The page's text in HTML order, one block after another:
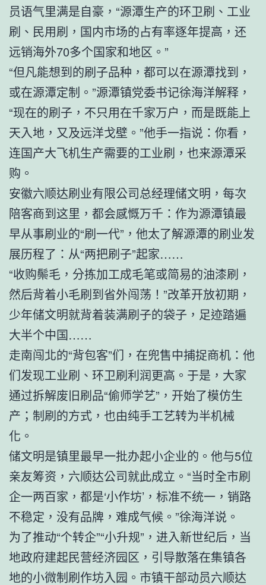
员语气里满是自豪，“源潭生产的环卫刷、工业
刷、民用刷，国内市场的占有率逐年提高，还
远销海外70多个国家和地区。”
“但凡能想到的刷子品种，都可以在源潭找到，
或在源潭定制。”源潭镇党委书记徐海洋解释，
“现在的刷子，不只用在千家万户，而是既能上
天入地，又及远洋戈壁。”他手一指说：你看，
连国产大飞机生产需要的工业刷，也来源潭采
购。
安徽六顺达刷业有限公司总经理储文明，每次
陪客商到这里，都会感慨万千：作为源潭镇最
早从事刷业的“刷一代”，他太了解源潭的刷业发
展历程了：从“两把刷子”起家……
“收购鬃毛，分拣加工成毛笔或简易的油漆刷，
然后背着小毛刷到省外闯荡！”改革开放初期，
少年储文明就背着装满刷子的袋子，足迹踏遍
大半个中国……
走南闯北的“背包客”们，在兜售中捕捉商机：他
们发现工业刷、环卫刷利润更高。于是，大家
通过拆解废旧刷品“偷师学艺”，开始了模仿生
产；制刷的方式，也由纯手工艺转为半机械
化。
储文明是镇里最早一批办起小企业的。他与5位
亲友筹资，六顺达公司就此成立。“当时全市刷
企一两百家，都是‘小作坊’，标准不统一，销路
不稳定，没有品牌，难成气候。”徐海洋说。
为了推动“个转企”“小升规”，进入新世纪后，当
地政府建起民营经济园区，引导散落在集镇各
地的小微制刷作坊入园。市镇干部动员六顺达